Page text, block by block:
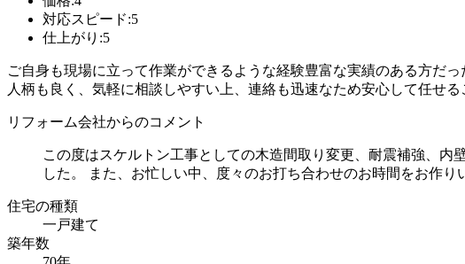
対応スピード:5
仕上がり:5
ご自身も現場に立って作業ができるような経験豊富な実績のある方だ
人柄も良く、気軽に相談しやすい上、連絡も迅速なため安心して任せる
リフォーム会社からのコメント
この度はスケルトン工事としての木造間取り変更、耐震補強、
した。 また、お忙しい中、度々のお打ち合わせのお時間をお作
住宅の種類
一戸建て
築年数